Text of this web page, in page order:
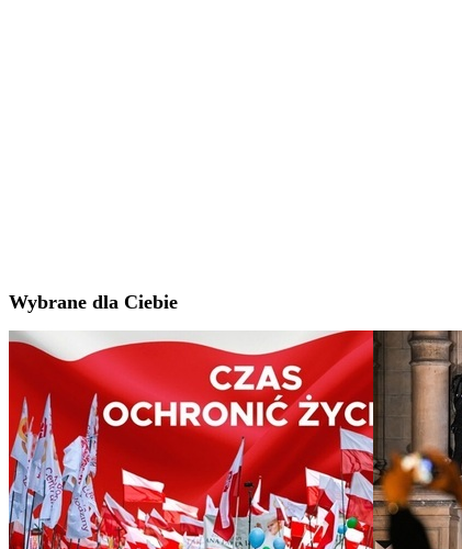
Wybrane dla Ciebie